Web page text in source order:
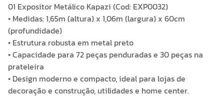
01 Expositor Metálico Kapazi (Cod: EXP0032)
• Medidas: 1,65m (altura) x 1,06m (largura) x 60cm
(profundidade)
• Estrutura robusta em metal preto
• Capacidade para 72 peças penduradas e 30 peças na
prateleira
• Design moderno e compacto, ideal para lojas de
decoração e construção, utilidades e home center.